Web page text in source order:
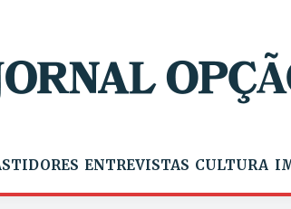
ENTREVISTAS CULTURA